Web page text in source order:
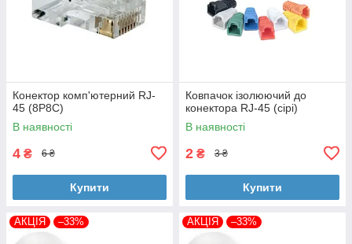
Конектор комп'ютерний RJ-
45 (8P8C)
В наявності
4 ₴ 6 ₴
Купити
Ковпачок ізолюючий до
конектора RJ-45 (сірі)
В наявності
2 ₴ 3 ₴
Купити
АКЦІЯ –33% АКЦІЯ –33%